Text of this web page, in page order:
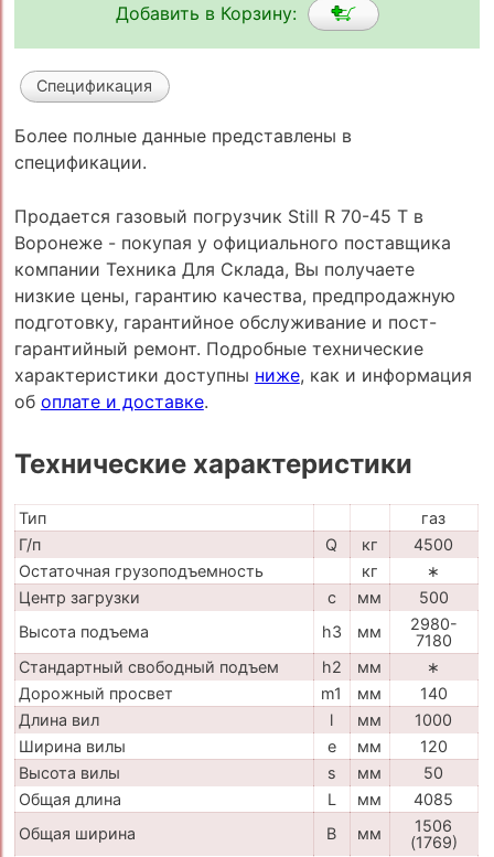
Добавить в Корзину:
Спецификация
Более полные данные представлены в
спецификации.
Продается газовый погрузчик Still R 70-45 T в
Воронеже - покупая у официального поставщика
компании Техника Для Склада, Вы получаете
низкие цены, гарантию качества, предпродажную
подготовку, гарантийное обслуживание и пост-
гарантийный ремонт. Подробные технические
характеристики доступны ниже, как и информация
об оплате и доставке.
Технические характеристики
Тип
газ
Г/п
Q кг
4500
Остаточная грузоподъемность
кг
∗
Центр загрузки
c мм
500
Высота подъема
h3 мм
2980-
7180
Стандартный свободный подъем
h2 мм
∗
Дорожный просвет
m1 мм
140
Длина вил
l мм
1000
Ширина вилы
e мм
120
Высота вилы
s мм
50
Общая длина
L мм
4085
Общая ширина
B мм
1506
(1769)